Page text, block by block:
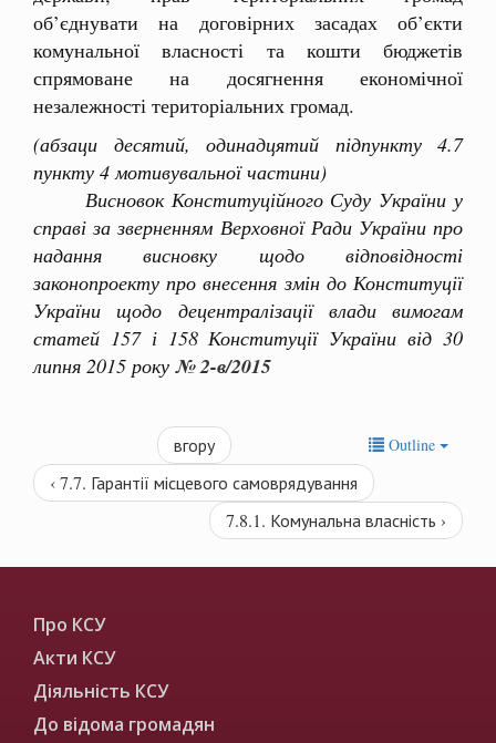
об’єднувати на договірних засадах об’єкти
комунальної власності та кошти бюджетів
спрямоване на досягнення економічної
незалежності територіальних громад.
(абзаци десятий, одинадцятий підпункту 4.7
пункту 4 мотивувальної частини)
Висновок Конституційного Суду України у
справі за зверненням Верховної Ради України про
надання висновку щодо відповідності
законопроекту про внесення змін до Конституції
України щодо децентралізації влади вимогам
статей 157 і 158 Конституції України від 30
липня 2015 року № 2-в/2015
Outline
‹ 7.7. Гарантії місцевого самоврядування
вгору
7.8.1. Комунальна власність ›
Про КСУ
Акти КСУ
Діяльність КСУ
До відома громадян